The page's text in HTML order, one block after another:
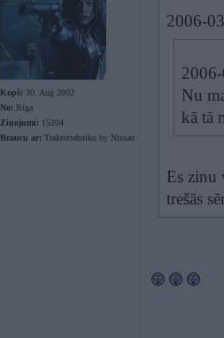
Kopš: 30. Aug 2002
No: Rīga
Ziņojumi: 15204
Braucu ar: Traktortehniku by Nissan
2006-
Nu
kā tā
Es zinu
trešās